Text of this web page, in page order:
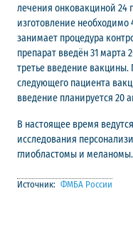
лечения онковакциной 24
изготовление
занимает процедура
препарат введён 31 марта
третье введение
следующего пациента
введение планируется 20
В настоящее время
исследования
глиобластомы и меланомы.
Источник: ФМБА России